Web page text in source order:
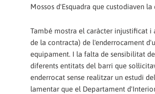
Mossos d'Esquadra que custodiaven la
També mostra el caràcter injustificat i
de la contracta) de l'enderrocament
equipament. I la falta de sensibilitat
diferents entitats del barri que
enderrocat sense realitzar un estudi
lamentar que el Departament